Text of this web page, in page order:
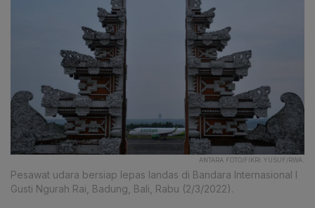
ANTARA FOTO/FIKRI YUSUF/RWA.
Pesawat udara bersiap lepas landas di Bandara Internasional I
Gusti Ngurah Rai, Badung, Bali, Rabu (2/3/2022).